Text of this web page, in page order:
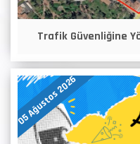
Trafik Güvenliğine
05 Ağustos 2026